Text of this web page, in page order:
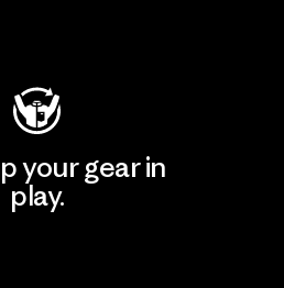
your gear in
play.